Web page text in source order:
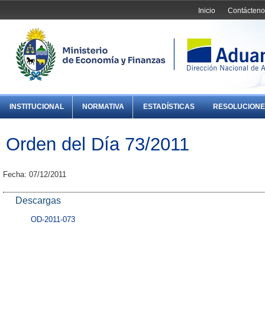
Inicio
INSTITUCIONAL NORMATIVA ESTADÍSTICAS
Orden del Día 73/2011
Fecha: 07/12/2011
Descargas
OD-2011-073